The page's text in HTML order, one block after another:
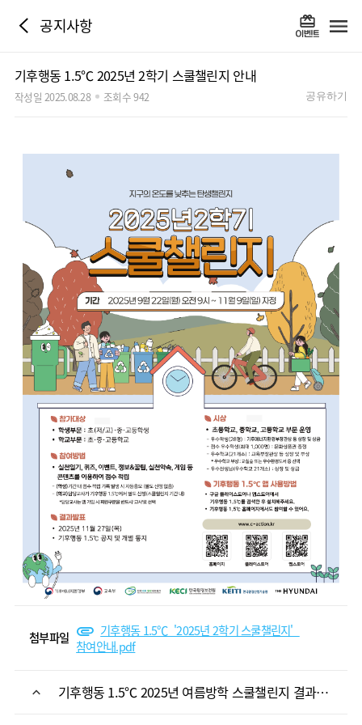
공지사항
기후행동 1.5℃ 2025년 2학기 스쿨챌린지 안내
작성일 2025.08.28 조회수 942 공유하기
첨부파일
기후행동 1.5℃_'2025년 2학기 스쿨챌린지'_
참여안내.pdf
기후행동 1.5℃ 2025년 여름방학 스쿨챌린지 결과발표